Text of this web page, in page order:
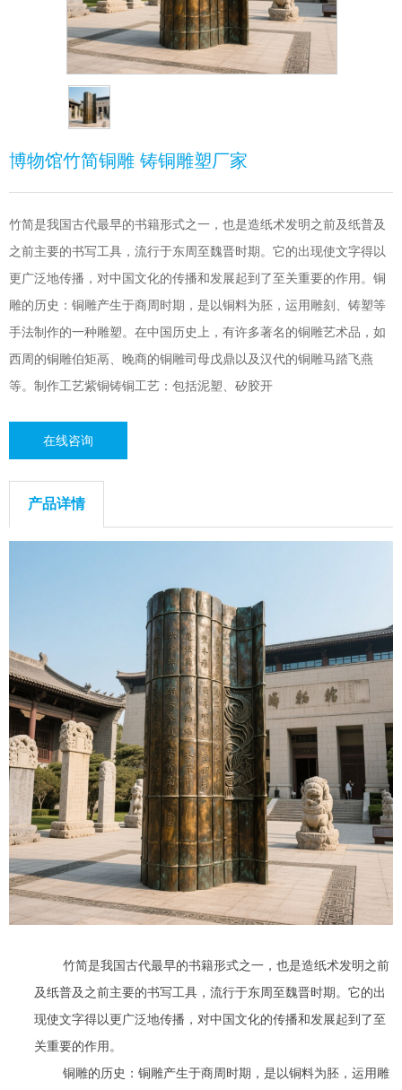
博物馆竹简铜雕 铸铜雕塑厂家
竹简是我国古代最早的书籍形式之一，也是造纸术发明之前及纸普及
之前主要的书写工具，流行于东周至魏晋时期。它的出现使文字得以
更广泛地传播，对中国文化的传播和发展起到了至关重要的作用。铜
雕的历史：铜雕产生于商周时期，是以铜料为胚，运用雕刻、铸塑等
手法制作的一种雕塑。在中国历史上，有许多著名的铜雕艺术品，如
西周的铜雕伯矩鬲、晚商的铜雕司母戊鼎以及汉代的铜雕马踏飞燕
等。制作工艺紫铜铸铜工艺：包括泥塑、矽胶开
在线咨询
产品详情
竹简是我国古代最早的书籍形式之一，也是造纸术发明之前
及纸普及之前主要的书写工具，流行于东周至魏晋时期。它的出
现使文字得以更广泛地传播，对中国文化的传播和发展起到了至
关重要的作用。
铜雕的历史：铜雕产生于商周时期，是以铜料为胚，运用雕